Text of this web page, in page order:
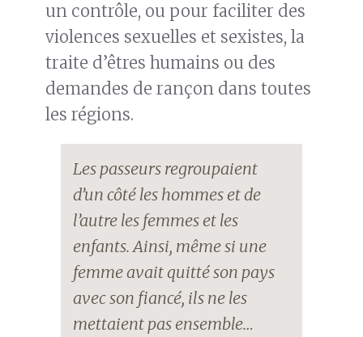
un contrôle, ou pour faciliter des
violences sexuelles et sexistes, la
traite d’êtres humains ou des
demandes de rançon dans toutes
les régions.
Les passeurs regroupaient
d’un côté les hommes et de
l’autre les femmes et les
enfants. Ainsi, même si une
femme avait quitté son pays
avec son fiancé, ils ne les
mettaient pas ensemble…